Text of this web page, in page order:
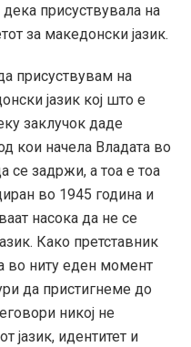
присуствувала на
за македонски јазик.
присуствувам на
јазик кој што е
заклучок даде
кои начела Владата во
се задржи, а тоа е тоа
во 1945 година и
насока да не се
Како претставник
во ниту еден момент
да пристигнеме до
никој не
јазик, идентитет и